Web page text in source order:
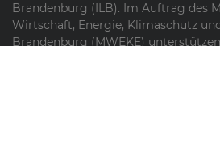
Brandenburg (ILB). Im Auftrag des
Wirtschaft, Energie, Klimaschutz
Brandenburg (MWEKE)